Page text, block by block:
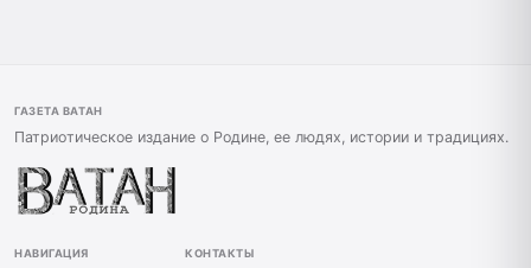
ГАЗЕТА ВАТАН
Патриотическое издание о Родине, ее людях, истории и традициях.
НАВИГАЦИЯ КОНТАКТЫ